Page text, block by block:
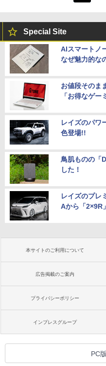
Special Site
AIスマートノ
なぜ魅力的な
お値段そのま
「お得なゲー
レイズのパワ
色登場!!
鳥肌ものの「
した！
レイズのプレ
Aから「2×9R
本サイトのご利用について
広告掲載のご案内
プライバシーポリシー
インプレスグループ
PC